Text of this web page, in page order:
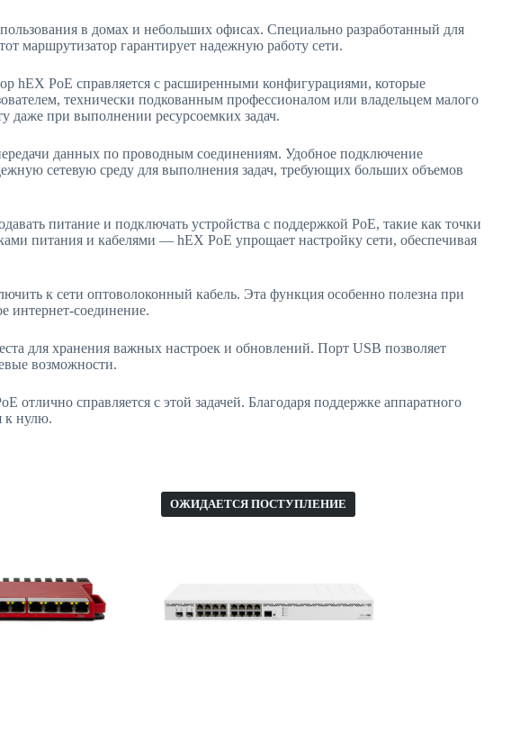
в домах и небольших офисах. Специально разработанный для
маршрутизатор гарантирует надежную работу сети.
PoE справляется с расширенными конфигурациями, которые
технически подкованным профессионалом или владельцем малого
даже при выполнении ресурсоемких задач.
данных по проводным соединениям. Удобное подключение
сетевую среду для выполнения задач, требующих больших объемов
питание и подключать устройства с поддержкой PoE, такие как точки
питания и кабелями — hEX PoE упрощает настройку сети, обеспечивая
к сети оптоволоконный кабель. Эта функция особенно полезна при
интернет-соединение.
для хранения важных настроек и обновлений. Порт USB позволяет
возможности.
справляется с этой задачей. Благодаря поддержке аппаратного
к нулю.
ОЖИДАЕТСЯ ПОСТУПЛЕНИЕ